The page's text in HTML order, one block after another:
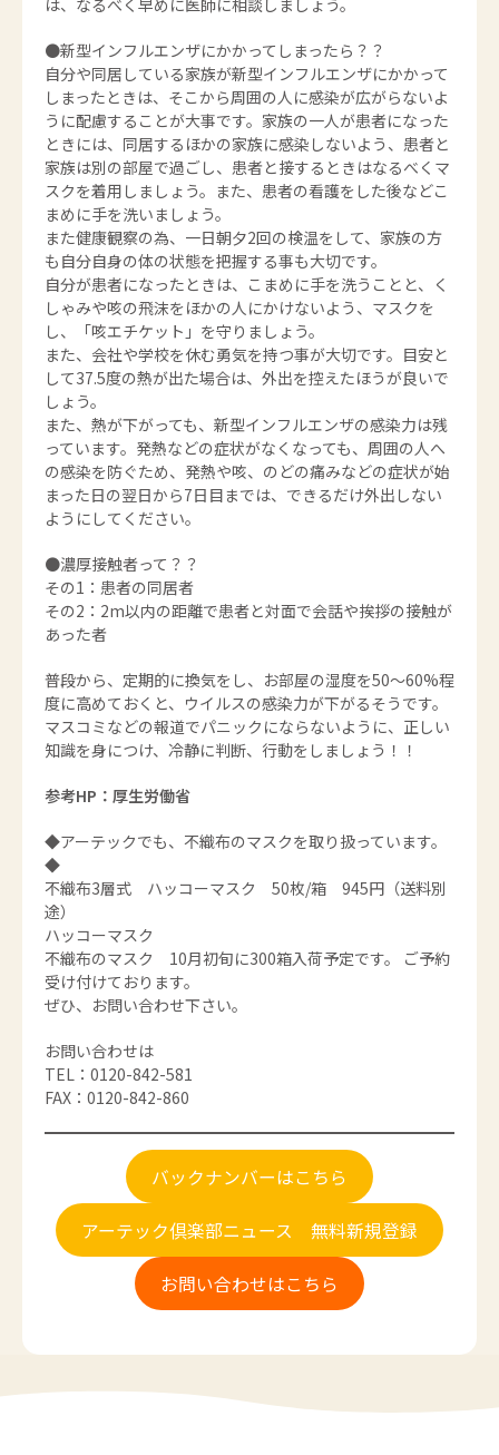
は、なるべく早めに医師に相談しましょう。
●新型インフルエンザにかかってしまったら？？
自分や同居している家族が新型インフルエンザにかかって
しまったときは、そこから周囲の人に感染が広がらないよ
うに配慮することが大事です。家族の一人が患者になった
ときには、同居するほかの家族に感染しないよう、患者と
家族は別の部屋で過ごし、患者と接するときはなるべくマ
スクを着用しましょう。また、患者の看護をした後などこ
まめに手を洗いましょう。
また健康観察の為、一日朝夕2回の検温をして、家族の方
も自分自身の体の状態を把握する事も大切です。
自分が患者になったときは、こまめに手を洗うことと、く
しゃみや咳の飛沫をほかの人にかけないよう、マスクを
し、「咳エチケット」を守りましょう。
また、会社や学校を休む勇気を持つ事が大切です。目安と
して37.5度の熱が出た場合は、外出を控えたほうが良いで
しょう。
また、熱が下がっても、新型インフルエンザの感染力は残
っています。発熱などの症状がなくなっても、周囲の人へ
の感染を防ぐため、発熱や咳、のどの痛みなどの症状が始
まった日の翌日から7日目までは、できるだけ外出しない
ようにしてください。
●濃厚接触者って？？
その1：患者の同居者
その2：2m以内の距離で患者と対面で会話や挨拶の接触が
あった者
普段から、定期的に換気をし、お部屋の湿度を50～60%程
度に高めておくと、ウイルスの感染力が下がるそうです。
マスコミなどの報道でパニックにならないように、正しい
知識を身につけ、冷静に判断、行動をしましょう！！
参考HP：厚生労働省
◆アーテックでも、不織布のマスクを取り扱っています。
◆
不織布3層式 ハッコーマスク 50枚/箱 945円（送料別
途）
ハッコーマスク
不織布のマスク 10月初旬に300箱入荷予定です。 ご予約
受け付けております。
ぜひ、お問い合わせ下さい。
お問い合わせは
TEL：0120-842-581
FAX：0120-842-860
バックナンバーはこちら
アーテック倶楽部ニュース 無料新規登録
お問い合わせはこちら